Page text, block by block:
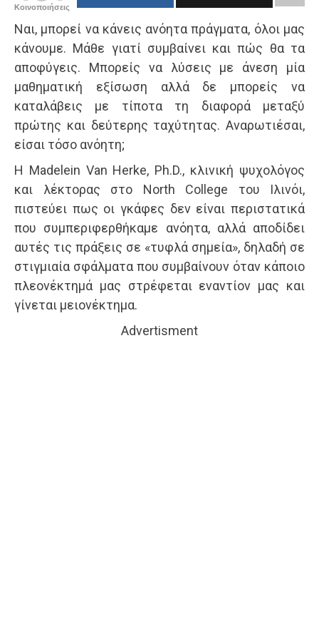
Κοινοποιήσεις
Ναι, μπορεί να κάνεις ανόητα πράγματα, όλοι μας
κάνουμε. Μάθε γιατί συμβαίνει και πώς θα τα
αποφύγεις. Μπορείς να λύσεις με άνεση μία
μαθηματική εξίσωση αλλά δε μπορείς να
καταλάβεις με τίποτα τη διαφορά μεταξύ
πρώτης και δεύτερης ταχύτητας. Αναρωτιέσαι,
είσαι τόσο ανόητη;
Η Madelein Van Herke, Ph.D., κλινική ψυχολόγος
και λέκτορας στο North College του Ιλινόι,
πιστεύει πως οι γκάφες δεν είναι περιστατικά
που συμπεριφερθήκαμε ανόητα, αλλά αποδίδει
αυτές τις πράξεις σε «τυφλά σημεία», δηλαδή σε
στιγμιαία σφάλματα που συμβαίνουν όταν κάποιο
πλεονέκτημά μας στρέφεται εναντίον μας και
γίνεται μειονέκτημα.
Advertisment